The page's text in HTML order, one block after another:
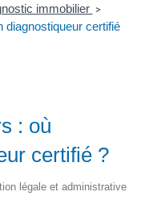
immobilier >
diagnostiqueur certifié
: où
certifié ?
légale et administrative